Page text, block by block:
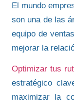
El mundo
son una de las
equipo de
mejorar la
Optimizar tus
estratégico
maximizar la